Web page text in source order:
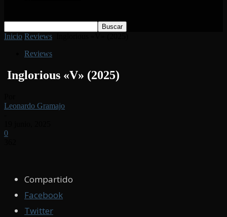
Inicio Reviews
Reviews
Inglorious «V» (2025)
Leonardo Gramajo
0
Compartido
Facebook
Twitter